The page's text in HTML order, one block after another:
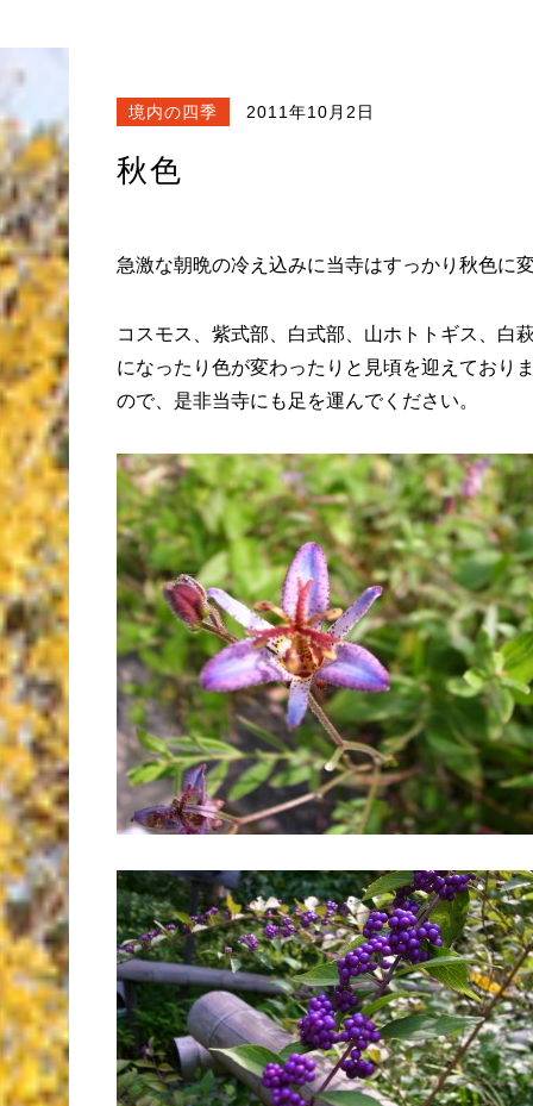
境内の四季 2011年10月2日
秋色
急激な朝晩の冷え込みに当寺はすっかり秋色に
コスモス、紫式部、白式部、山ホトトギス、白
になったり色が変わったりと見頃を迎えており
ので、是非当寺にも足を運んでください。